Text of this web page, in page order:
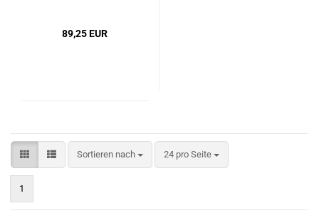
89,25 EUR
Sortieren nach
Sortieren nach 24 pro Seite
pro Seite
1